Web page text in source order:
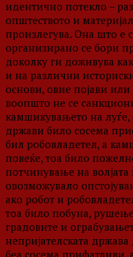
идентично потекло –
општеството и
произлегува. Она што е
организирано се бори
доколку ги доживува
и на различни
основи, овие појави
воопшто не се
камшикувањето на луѓе,
држави било сосема
бил робовладетел, а
повеќе, тоа било
потчинување на волјата
овозможувало
ако робот и
тоа било побуна,
градовите и
непријателската